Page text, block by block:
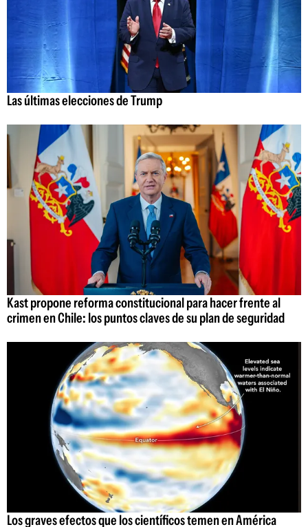
Las últimas elecciones de Trump
Kast propone reforma constitucional para hacer frente al
crimen en Chile: los puntos claves de su plan de seguridad
Los graves efectos que los científicos temen en América